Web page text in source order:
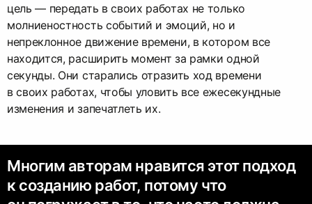
цель — передать в своих работах не только
молниеностность событий и эмоций, но и
непреклонное движение времени, в котором все
находится, расширить момент за рамки одной
секунды. Они старались отразить ход времени
в своих работах, чтобы уловить все ежесекундные
изменения и запечатлеть их.
Многим авторам нравится этот подход
к созданию работ, потому что